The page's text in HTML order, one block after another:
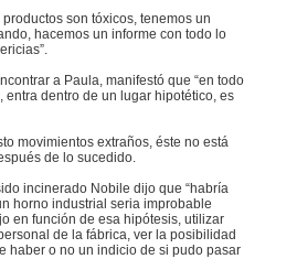
son tóxicos, tenemos un
hacemos un informe con todo lo
a Paula, manifestó que “en todo
dentro de un lugar hipotético, es
movimientos extraños, éste no está
de lo sucedido.
incinerado Nobile dijo que “habría
horno industrial seria improbable
en función de esa hipótesis, utilizar
de la fábrica, ver la posibilidad
haber o no un indicio de si pudo pasar